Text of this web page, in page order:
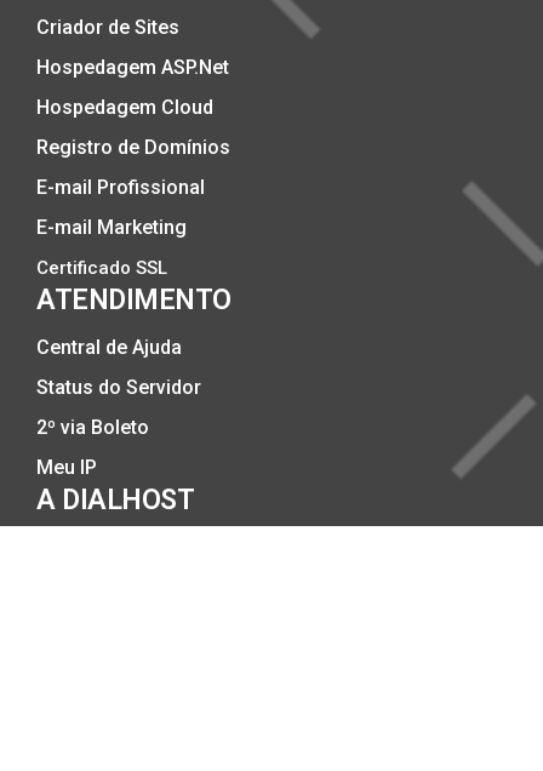
Criador de Sites
Hospedagem ASP.Net
Hospedagem Cloud
Registro de Domínios
E-mail Profissional
E-mail Marketing
Certificado SSL
ATENDIMENTO
Central de Ajuda
Status do Servidor
2º via Boleto
Meu IP
A DIALHOST